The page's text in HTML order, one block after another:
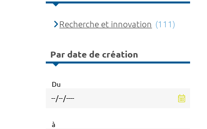
Recherche et innovation (111)
Par date de création
Du
à